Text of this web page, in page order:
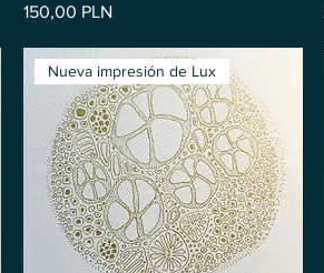
Precio
150,00 PLN
Nueva impresión de Lux